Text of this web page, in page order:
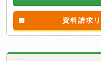
資料請求